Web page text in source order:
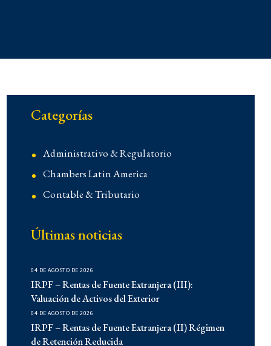
Categorías
Administrativo & Regulatorio
Chambers Latin America
Contable & Tributario
Corporativo
Demo
Derecho Administrativo
IFLR 1000
Institucionales
Últimas noticias
04 DE AGOSTO DE 2026
IRPF – Rentas de Fuente Extranjera (III):
Valuación de Activos del Exterior
04 DE AGOSTO DE 2026
IRPF – Rentas de Fuente Extranjera (II) Régimen
de Retención Reducida